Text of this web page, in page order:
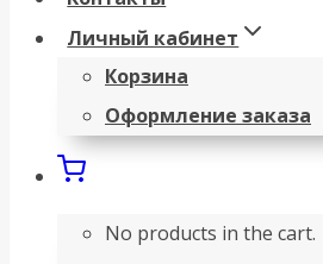
Личный кабинет
Корзина
Оформление заказа
No products in the cart.